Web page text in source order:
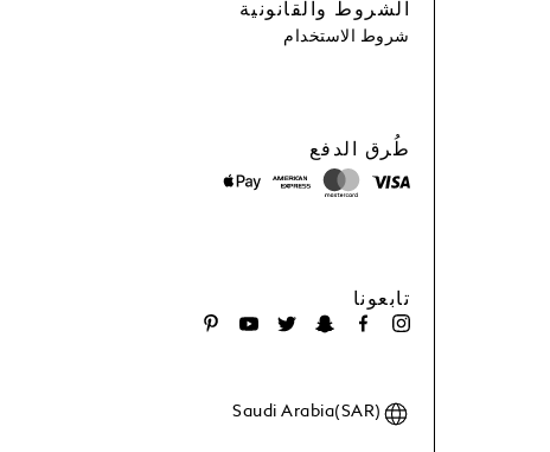
طُرق الدفع
تابعونا
الشروط والقانونية
شروط الاستخدام
Saudi Arabia(SAR)